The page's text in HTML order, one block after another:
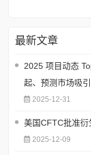
最新文章
2025 项目动态
起、预测市场吸
2025-12-31
美国CFTC批准
2025-12-09